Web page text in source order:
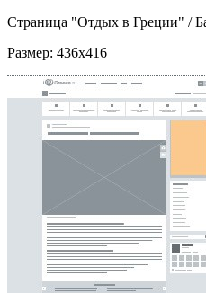
Страница "Отдых в Греции" /
Размер: 436x416